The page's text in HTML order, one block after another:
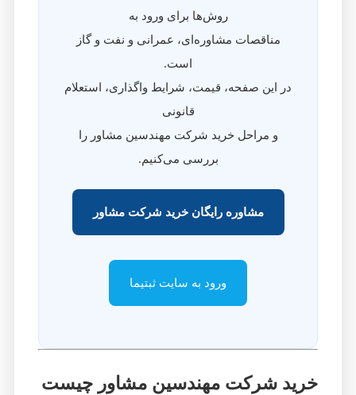
روش‌ها برای ورود به
مناقصات مشاوره‌ای، عمرانی و نفت و گاز
است.
در این صفحه، قیمت، شرایط واگذاری، استعلام
قانونی
و مراحل خرید شرکت مهندسین مشاور را
بررسی می‌کنیم.
مشاوره رایگان خرید شرکت مشاور
ورود به سایت ثبتیما
خرید شرکت مهندسین مشاور چیست